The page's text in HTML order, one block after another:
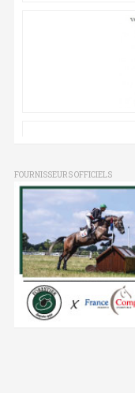
FOURNISSEURS OFFICIELS